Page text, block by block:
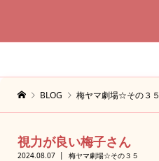
BLOG 梅ヤマ劇場☆その３５
視力が良い梅子さん
2024.08.07 梅ヤマ劇場☆その３５